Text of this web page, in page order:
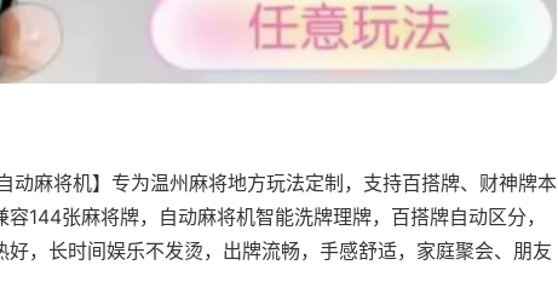
动麻将机】专为温州麻将地方玩法定制，支持百搭牌、财神牌本
144张麻将牌，自动麻将机智能洗牌理牌，百搭牌自动区分，
，长时间娱乐不发烫，出牌流畅，手感舒适，家庭聚会、朋友